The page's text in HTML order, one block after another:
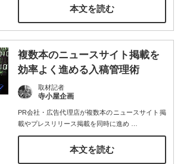
本文を読む
複数本のニュースサイト掲載を
効率よく進める入稿管理術
取材記者
寺小屋企画
PR会社・広告代理店が複数本のニュースサイト掲
載やプレスリリース掲載を同時に進め…
本文を読む